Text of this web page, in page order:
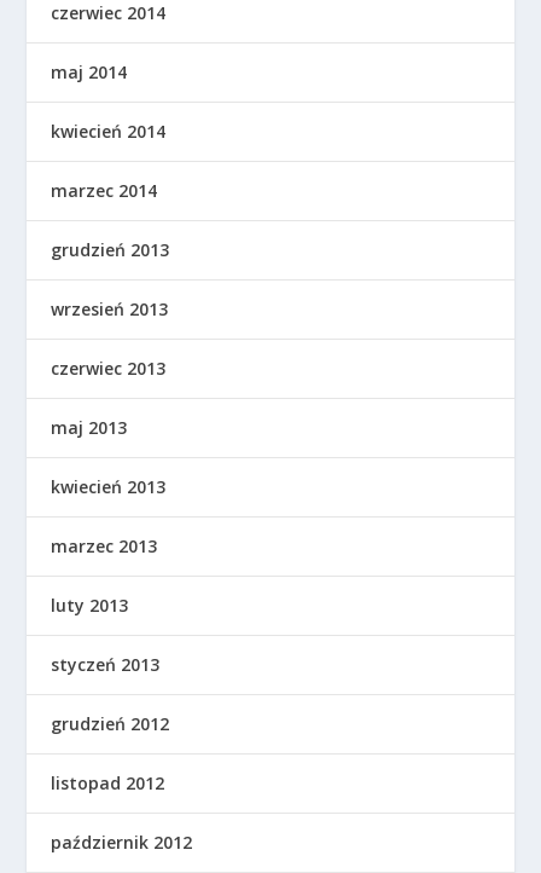
czerwiec 2014
maj 2014
kwiecień 2014
marzec 2014
grudzień 2013
wrzesień 2013
czerwiec 2013
maj 2013
kwiecień 2013
marzec 2013
luty 2013
styczeń 2013
grudzień 2012
listopad 2012
październik 2012